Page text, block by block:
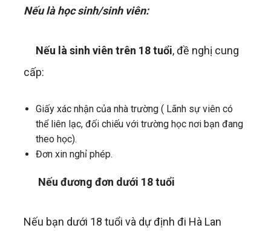
Nếu là học sinh/sinh viên:
Nếu là sinh viên trên 18 tuổi, đề nghị cung
cấp:
Giấy xác nhận của nhà trường ( Lãnh sự viên có
thể liên lạc, đối chiếu với trường học nơi bạn đang
theo học).
Đơn xin nghỉ phép.
Nếu đương đơn dưới 18 tuổi
Nếu bạn dưới 18 tuổi và dự định đi Hà Lan